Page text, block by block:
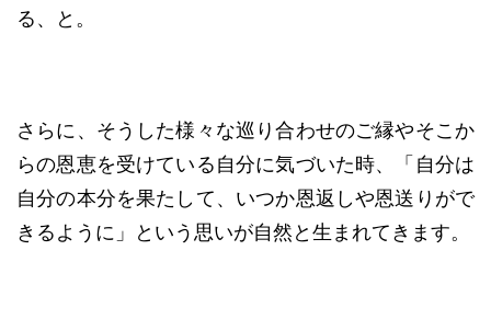
る、と。
さらに、そうした様々な巡り合わせのご縁やそこか
らの恩恵を受けている自分に気づいた時、「自分は
自分の本分を果たして、いつか恩返しや恩送りがで
きるように」という思いが自然と生まれてきます。